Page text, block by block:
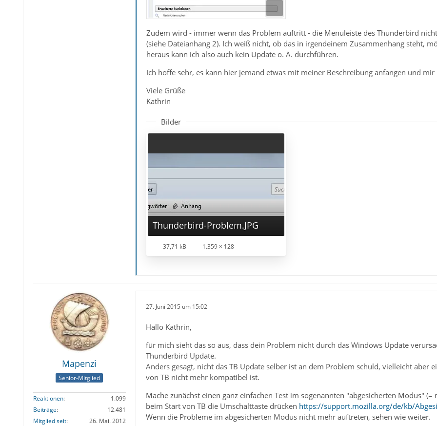
Zudem wird - immer wenn das Problem auftritt - die Menüleiste des Thunderbird
(siehe Dateianhang 2). Ich weiß nicht, ob das in irgendeinem Zusammenhang steht,
heraus kann ich also auch kein Update o. Ä. durchführen.
Ich hoffe sehr, es kann hier jemand etwas mit meiner Beschreibung anfangen und
Viele Grüße
Kathrin
Bilder
Thunderbird-Problem.JPG
37,71 kB 1.359 × 128
Mapenzi
Senior-Mitglied
Reaktionen
1.099
Beiträge
12.481
Mitglied seit
26. Mai. 2012
27. Juni 2015 um 15:02
Hallo Kathrin,
für mich sieht das so aus, dass dein Problem nicht durch das Windows Update
Thunderbird Update.
Anders gesagt, nicht das TB Update selber ist an dem Problem schuld, vielleicht aber
von TB nicht mehr kompatibel ist.
Mache zunächst einen ganz einfachen Test im sogenannten "abgesicherten Modus"
beim Start von TB die Umschalttaste drücken https://support.mozilla.org/de/kb/
Wenn die Probleme im abgesicherten Modus nicht mehr auftreten, sehen wie weiter.